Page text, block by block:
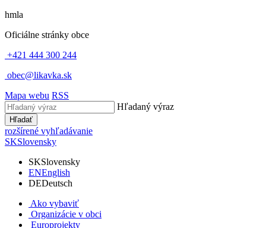
hmla
Oficiálne stránky obce
+421 444 300 244
obec@likavka.sk
Mapa webu RSS
Hľadaný výraz
Hľadať
rozšírené vyhľadávanie
SKSlovensky
SKSlovensky
ENEnglish
DEDeutsch
Ako vybaviť
Organizácie v obci
Europrojekty